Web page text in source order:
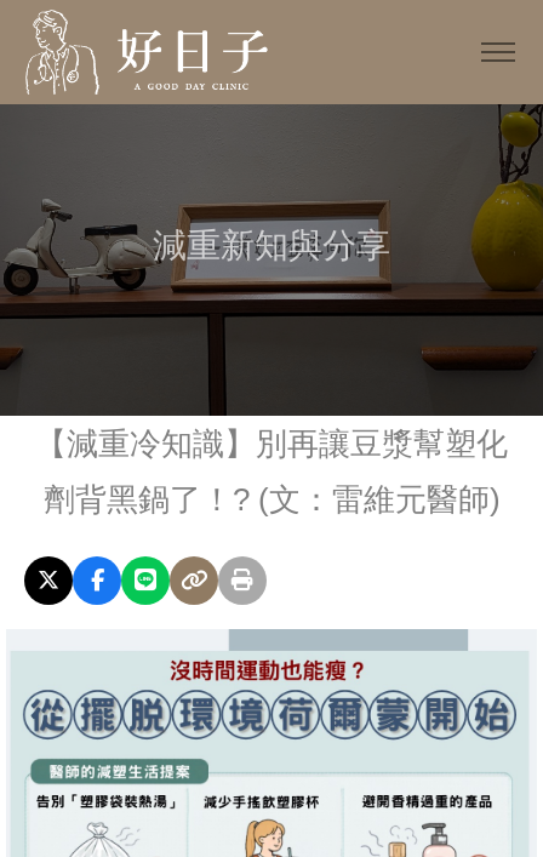
減重新知與分享
【減重冷知識】別再讓豆漿幫塑化
劑背黑鍋了！? (文：雷維元醫師)